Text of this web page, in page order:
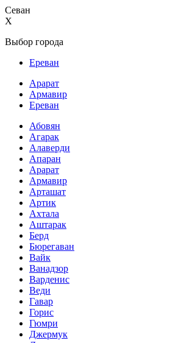
Севан
X
Выбор города
Ереван
Арарат
Армавир
Ереван
Абовян
Агарак
Алаверди
Апаран
Арарат
Армавир
Арташат
Артик
Ахтала
Аштарак
Берд
Бюрегаван
Вайк
Ванадзор
Варденис
Веди
Гавар
Горис
Гюмри
Джермук